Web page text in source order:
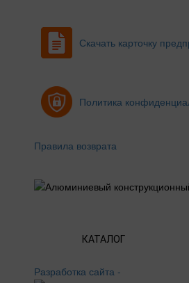
Скачать карточку
Политика
Правила возврата
КАТАЛОГ
Разработка сайта -